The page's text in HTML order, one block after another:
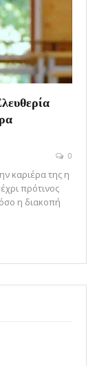
0
καριέρα της η
πρότινος
η διακοπή